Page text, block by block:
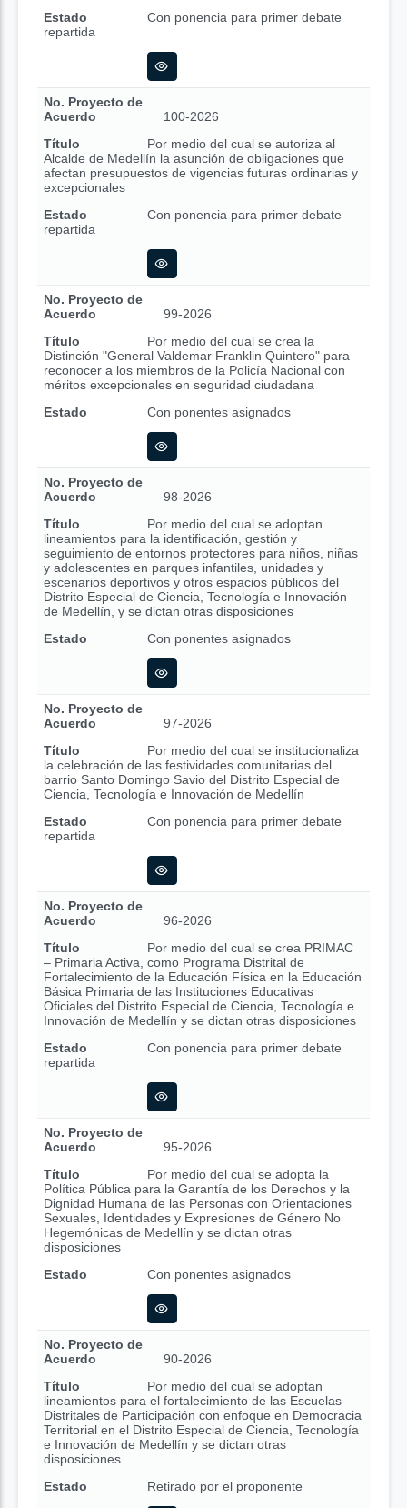
Estado
Con ponencia para primer debate
repartida
No. Proyecto de
Acuerdo
100-2026
Título
Por medio del cual se autoriza al
Alcalde de Medellín la asunción de obligaciones que
afectan presupuestos de vigencias futuras ordinarias y
excepcionales
Estado
Con ponencia para primer debate
repartida
No. Proyecto de
Acuerdo
99-2026
Título
Por medio del cual se crea la
Distinción "General Valdemar Franklin Quintero" para
reconocer a los miembros de la Policía Nacional con
méritos excepcionales en seguridad ciudadana
Estado
Con ponentes asignados
No. Proyecto de
Acuerdo
98-2026
Título
Por medio del cual se adoptan
lineamientos para la identificación, gestión y
seguimiento de entornos protectores para niños, niñas
y adolescentes en parques infantiles, unidades y
escenarios deportivos y otros espacios públicos del
Distrito Especial de Ciencia, Tecnología e Innovación
de Medellín, y se dictan otras disposiciones
Estado
Con ponentes asignados
No. Proyecto de
Acuerdo
97-2026
Título
Por medio del cual se institucionaliza
la celebración de las festividades comunitarias del
barrio Santo Domingo Savio del Distrito Especial de
Ciencia, Tecnología e Innovación de Medellín
Estado
Con ponencia para primer debate
repartida
No. Proyecto de
Acuerdo
96-2026
Título
Por medio del cual se crea PRIMAC
– Primaria Activa, como Programa Distrital de
Fortalecimiento de la Educación Física en la Educación
Básica Primaria de las Instituciones Educativas
Oficiales del Distrito Especial de Ciencia, Tecnología e
Innovación de Medellín y se dictan otras disposiciones
Estado
Con ponencia para primer debate
repartida
No. Proyecto de
Acuerdo
95-2026
Título
Por medio del cual se adopta la
Política Pública para la Garantía de los Derechos y la
Dignidad Humana de las Personas con Orientaciones
Sexuales, Identidades y Expresiones de Género No
Hegemónicas de Medellín y se dictan otras
disposiciones
Estado
Con ponentes asignados
No. Proyecto de
Acuerdo
90-2026
Título
Por medio del cual se adoptan
lineamientos para el fortalecimiento de las Escuelas
Distritales de Participación con enfoque en Democracia
Territorial en el Distrito Especial de Ciencia, Tecnología
e Innovación de Medellín y se dictan otras
disposiciones
Estado
Retirado por el proponente